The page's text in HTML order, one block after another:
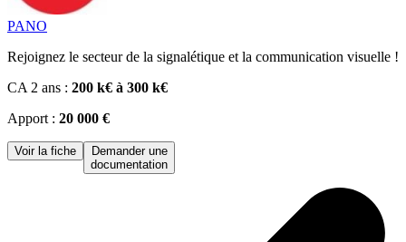
PANO
Rejoignez le secteur de la signalétique et la communication visuelle !
CA 2 ans : 200 k€ à 300 k€
Apport : 20 000 €
Voir la fiche
Demander une
documentation